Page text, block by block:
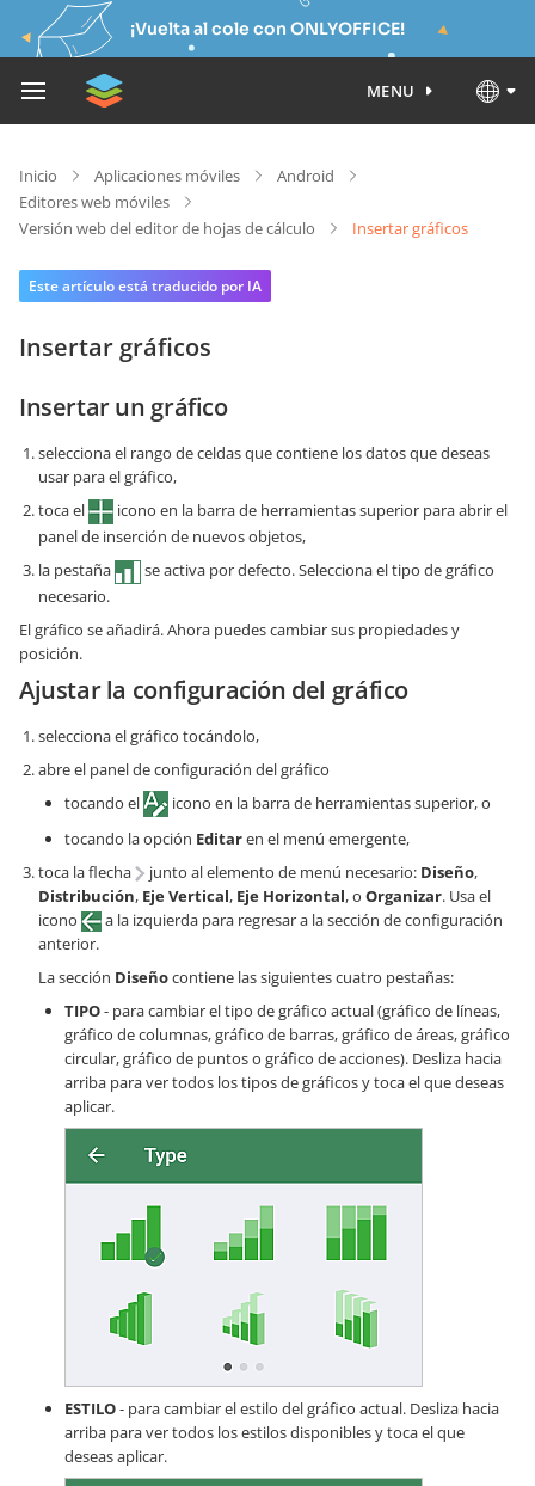
¡Vuelta al cole con ONLYOFFICE!
MENU
Inicio Aplicaciones móviles
Android
Editores web móviles
Versión web del editor de hojas de cálculo
Insertar gráficos
Este artículo está traducido por IA
Insertar gráficos
Insertar un gráfico
selecciona el rango de celdas que contiene los datos que deseas
usar para el gráfico,
toca el
icono en la barra de herramientas superior para abrir el
panel de inserción de nuevos objetos,
la pestaña
se activa por defecto. Selecciona el tipo de gráfico
necesario.
El gráfico se añadirá. Ahora puedes cambiar sus propiedades y
posición.
Ajustar la configuración del gráfico
selecciona el gráfico tocándolo,
abre el panel de configuración del gráfico
tocando el
icono en la barra de herramientas superior, o
tocando la opción Editaren el menú emergente,
toca la flecha
junto al elemento de menú necesario: Diseño,
Distribución, Eje Vertical, Eje Horizontal, o Organizar. Usa el
icono
a la izquierda para regresar a la sección de configuración
anterior.
La sección Diseñocontiene las siguientes cuatro pestañas:
TIPO- para cambiar el tipo de gráfico actual (gráfico de líneas,
gráfico de columnas, gráfico de barras, gráfico de áreas, gráfico
circular, gráfico de puntos o gráfico de acciones). Desliza hacia
arriba para ver todos los tipos de gráficos y toca el que deseas
aplicar.
ESTILO- para cambiar el estilo del gráfico actual. Desliza hacia
arriba para ver todos los estilos disponibles y toca el que
deseas aplicar.